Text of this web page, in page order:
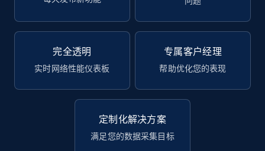
完全透明
实时网络性能仪表板
专属客户经理
帮助优化您的表现
定制化解决方案
满足您的数据采集目标